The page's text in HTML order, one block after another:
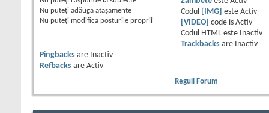
Nu puteţi adăuga ataşamente
Nu puteţi modifica posturile proprii
Codul
[IMG] este Activ
[VIDEO]
code is Activ
Codul HTML este
Inactiv
Trackbacksare
Inactiv
Pingbacks are
Inactiv
Refbacks are Activ
Reguli Forum